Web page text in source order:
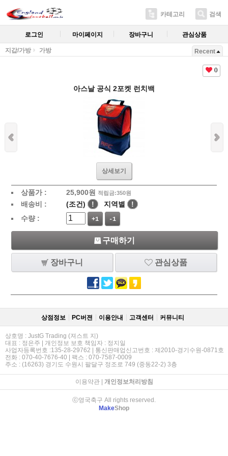
카테고리 검색
로그인 마이페이지 장바구니 관심상품
지갑/가방 가방 Recent
0
아스날 공식 2포켓 런치백
상세보기
상품가 : 25,900원 적립금:350원
배송비 : (조건) ! 지역별
!
수량 :
+1 -1
구매하기
장바구니 관심상품
상점정보 PC버젼 이용안내 고객센터 커뮤니티
상호명 : JustG Trading (져스트 지)
대표 : 정은주 | 개인정보 보호 책임자 : 정지일
사업자등록번호 :135-28-29762 | 통신판매업신고번호 : 제2010-경기수원-0871호
전화 : 070-40-7676-40 | 팩스 : 070-7587-0009
주소 : (16263) 경기도 수원시 팔달구 정조로 749 (중동22-2) 3층
이용약관| 개인정보처리방침
ⓒ영국축구 All rights reserved.
MakeShop